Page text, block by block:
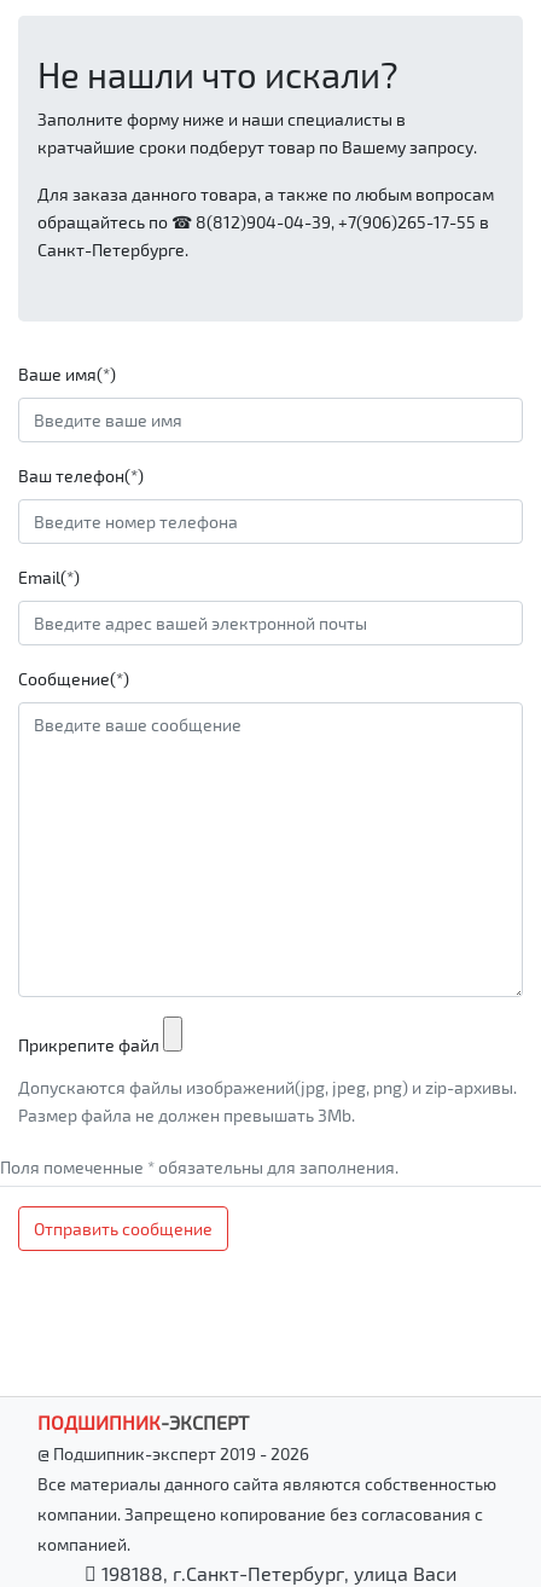
Не нашли что искали?
Заполните форму ниже и наши специалисты в
кратчайшие сроки подберут товар по Вашему запросу.
Для заказа данного товара, а также по любым вопросам
обращайтесь по ☎ 8(812)904-04-39, +7(906)265-17-55 в
Санкт-Петербурге.
Ваше имя(*)
Ваш телефон(*)
Email(*)
Сообщение(*)
Прикрепите файл
Допускаются файлы изображений(jpg, jpeg, png) и zip-архивы.
Размер файла не должен превышать 3Mb.
Поля помеченные * обязательны для заполнения.
Отправить сообщение
ПОДШИПНИК-ЭКСПЕРТ
@ Подшипник-эксперт 2019 - 2026
Все материалы данного сайта являются собственностью
компании. Запрещено копирование без согласования с
компанией.
198188, г.Санкт-Петербург, улица Васи